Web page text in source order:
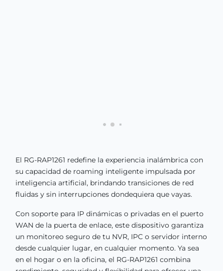
El RG-RAP1261 redefine la experiencia inalámbrica con
su capacidad de roaming inteligente impulsada por
inteligencia artificial, brindando transiciones de red
fluidas y sin interrupciones dondequiera que vayas.
Con soporte para IP dinámicas o privadas en el puerto
WAN de la puerta de enlace, este dispositivo garantiza
un monitoreo seguro de tu NVR, IPC o servidor interno
desde cualquier lugar, en cualquier momento. Ya sea
en el hogar o en la oficina, el RG-RAP1261 combina